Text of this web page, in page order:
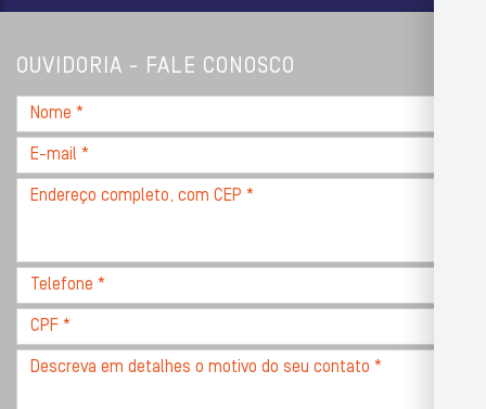
OUVIDORIA - FALE CONOSCO
Nome
*
E-
mail
Endereço
CEP
Telefone
*
CPF
*
Descreva